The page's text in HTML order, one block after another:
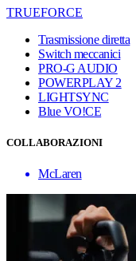
TRUEFORCE
Trasmissione diretta
Switch meccanici
PRO-G AUDIO
POWERPLAY 2
LIGHTSYNC
Blue VO!CE
COLLABORAZIONI
McLaren